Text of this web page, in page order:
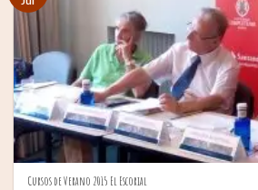
Cursos de Verano 2015 El Escorial